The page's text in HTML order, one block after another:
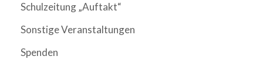
Schulzeitung „Auftakt“
Sonstige Veranstaltungen
Spenden